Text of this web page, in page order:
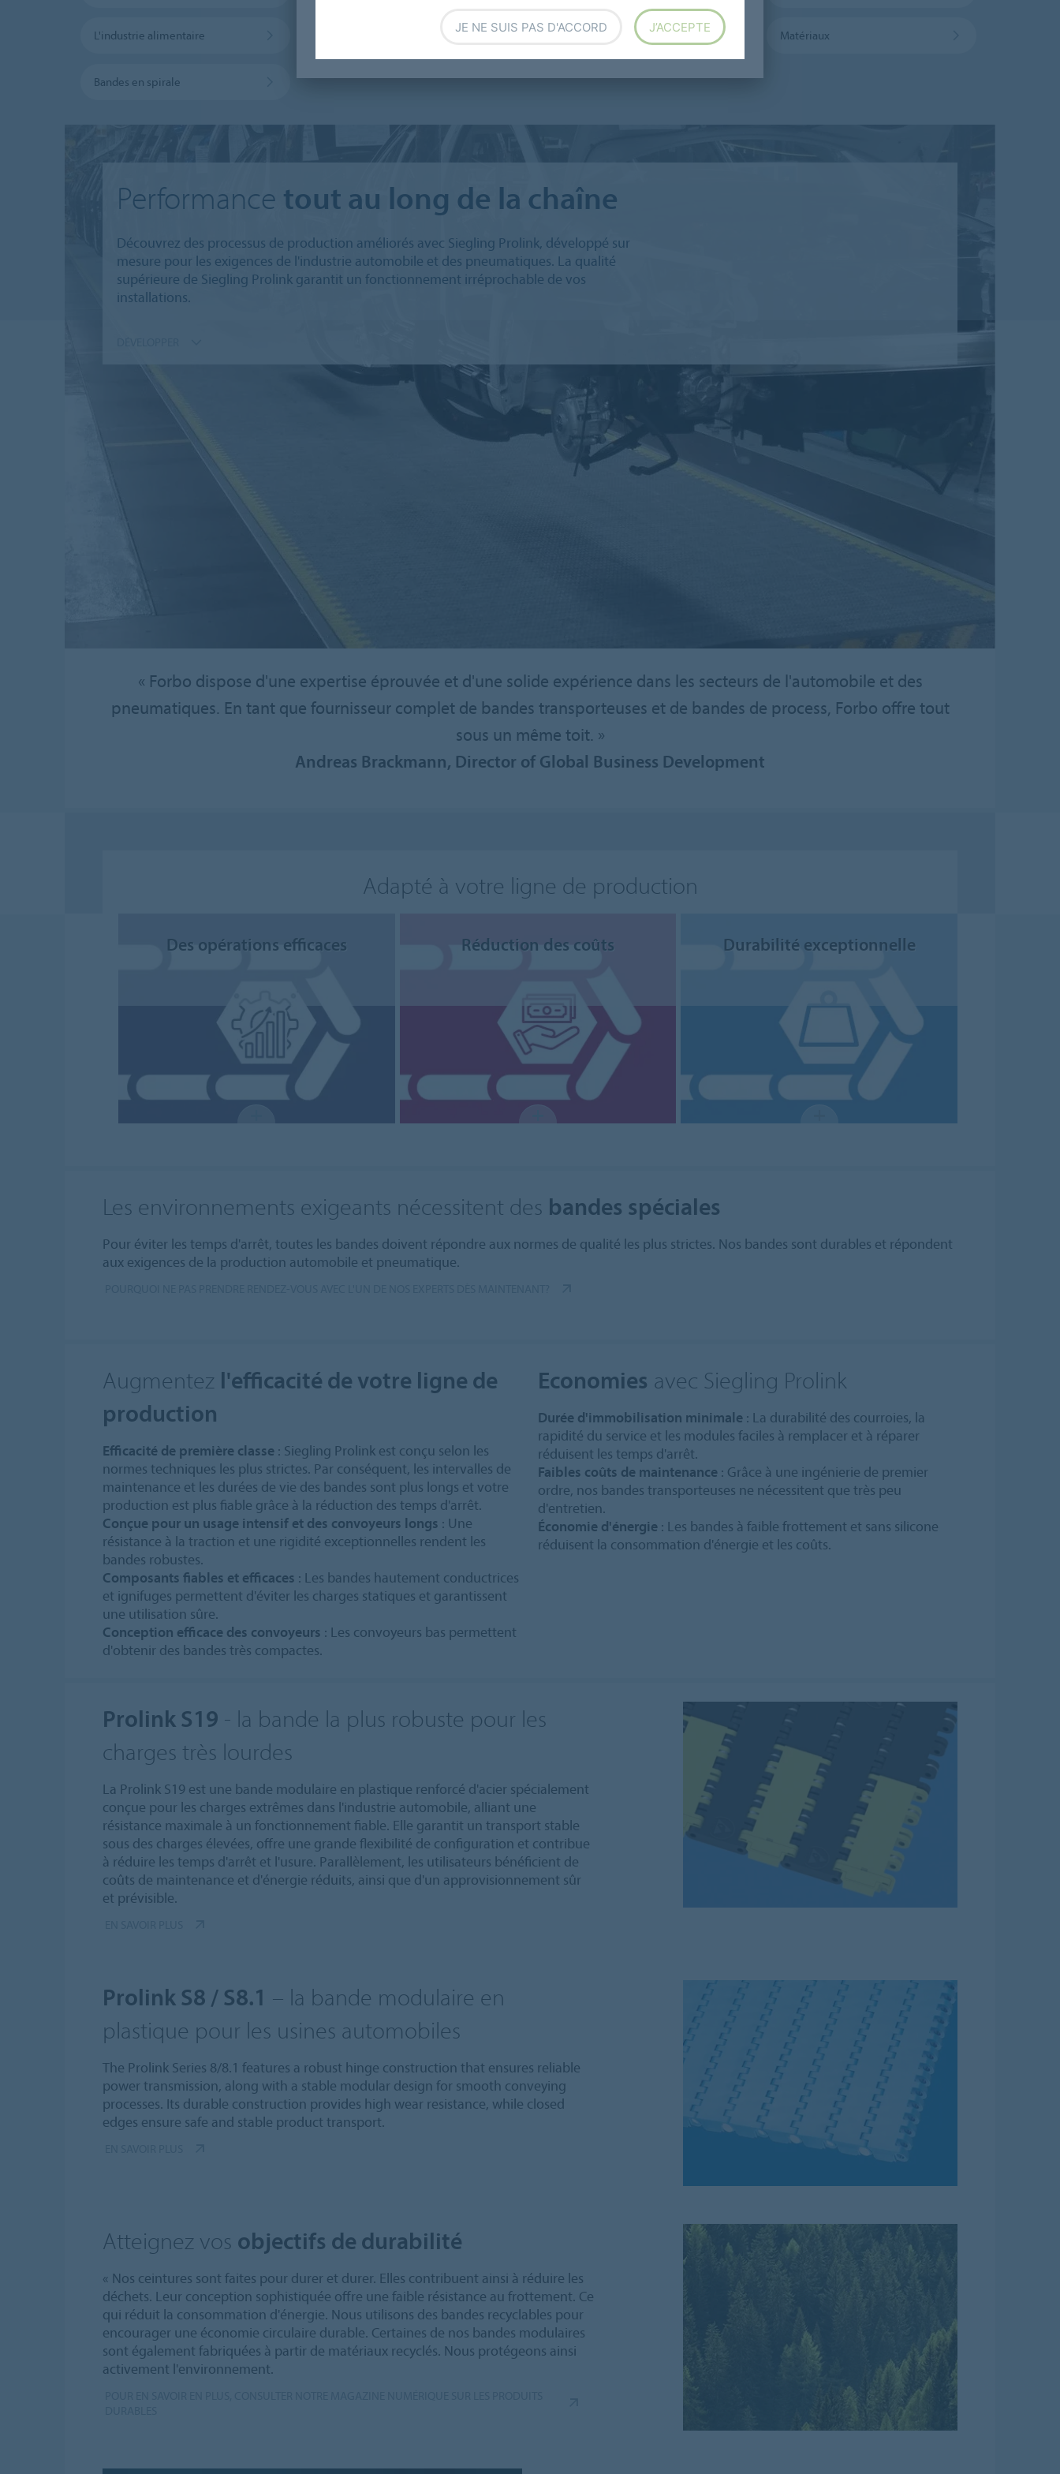
L'industrie alimentaire L'industrie automobile et du pneumatique Matériaux
Bandes en spirale
Performance tout au long de la chaîne
Découvrez des processus de production améliorés avec Siegling Prolink, développé sur
mesure pour les exigences de l'industrie automobile et des pneumatiques. La qualité
supérieure de Siegling Prolink garantit un fonctionnement irréprochable de vos
installations.
« Forbo dispose d'une expertise éprouvée et d'une solide expérience dans les secteurs de l'automobile et des
pneumatiques. En tant que fournisseur complet de bandes transporteuses et de bandes de process, Forbo offre tout
sous un même toit. »
Andreas Brackmann, Director of Global Business Development
Adapté à votre ligne de production
Des opérations efficaces Réduction des coûts Durabilité exceptionnelle
Les environnements exigeants nécessitent des bandes spéciales
Pour éviter les temps d'arrêt, toutes les bandes doivent répondre aux normes de qualité les plus strictes. Nos bandes sont durables et répondent
aux exigences de la production automobile et pneumatique.
Augmentez l'efficacité de votre ligne de
production
Efficacité de première classe : Siegling Prolink est conçu selon les
normes techniques les plus strictes. Par conséquent, les intervalles de
maintenance et les durées de vie des bandes sont plus longs et votre
production est plus fiable grâce à la réduction des temps d'arrêt.
Conçue pour un usage intensif et des convoyeurs longs : Une
résistance à la traction et une rigidité exceptionnelles rendent les
bandes robustes.
Composants fiables et efficaces : Les bandes hautement conductrices
et ignifuges permettent d'éviter les charges statiques et garantissent
une utilisation sûre.
Conception efficace des convoyeurs : Les convoyeurs bas permettent
d'obtenir des bandes très compactes.
Economies avec Siegling Prolink
Durée d'immobilisation minimale : La durabilité des courroies, la
rapidité du service et les modules faciles à remplacer et à réparer
réduisent les temps d'arrêt.
Faibles coûts de maintenance : Grâce à une ingénierie de premier
ordre, nos bandes transporteuses ne nécessitent que très peu
d'entretien.
Économie d'énergie : Les bandes à faible frottement et sans silicone
réduisent la consommation d'énergie et les coûts.
Prolink S19 - la bande la plus robuste pour les
charges très lourdes
La Prolink S19 est une bande modulaire en plastique renforcé d'acier spécialement
conçue pour les charges extrêmes dans l'industrie automobile, alliant une
résistance maximale à un fonctionnement fiable. Elle garantit un transport stable
sous des charges élevées, offre une grande flexibilité de configuration et contribue
à réduire les temps d'arrêt et l'usure. Parallèlement, les utilisateurs bénéficient de
coûts de maintenance et d'énergie réduits, ainsi que d'un approvisionnement sûr
et prévisible.
Prolink S8 / S8.1 – la bande modulaire en
plastique pour les usines automobiles
The Prolink Series 8/8.1 features a robust hinge construction that ensures reliable
power transmission, along with a stable modular design for smooth conveying
processes. Its durable construction provides high wear resistance, while closed
edges ensure safe and stable product transport.
Atteignez vos objectifs de durabilité
« Nos ceintures sont faites pour durer et durer. Elles contribuent ainsi à réduire les
déchets. Leur conception sophistiquée offre une faible résistance au frottement. Ce
qui réduit la consommation d'énergie. Nous utilisons des bandes recyclables pour
encourager une économie circulaire durable. Certaines de nos bandes modulaires
sont également fabriquées à partir de matériaux recyclés. Nous protégeons ainsi
activement l'environnement.
JE NE SUIS PAS D'ACCORD J’ACCEPTE